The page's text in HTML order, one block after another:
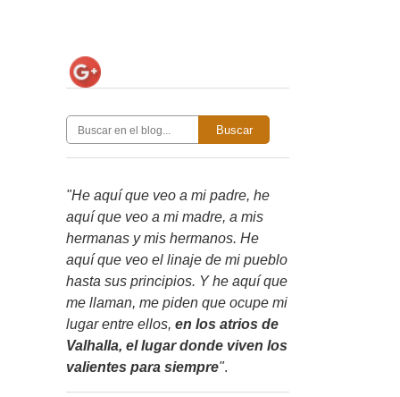
Buscar
"He aquí que veo a mi padre, he
aquí que veo a mi madre, a mis
hermanas y mis hermanos. He
aquí que veo el linaje de mi pueblo
hasta sus principios. Y he aquí que
me llaman, me piden que ocupe mi
lugar entre ellos, en los atrios de
Valhalla, el lugar donde viven los
valientes para siempre".